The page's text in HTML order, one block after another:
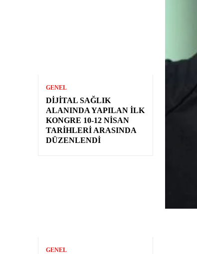
GENEL
DIJITAL SAĞLIK
ALANINDA YAPILAN İLK
KONGRE 10-12 NISAN
TARIHLERI ARASINDA
DÜZENLENDI
GENEL